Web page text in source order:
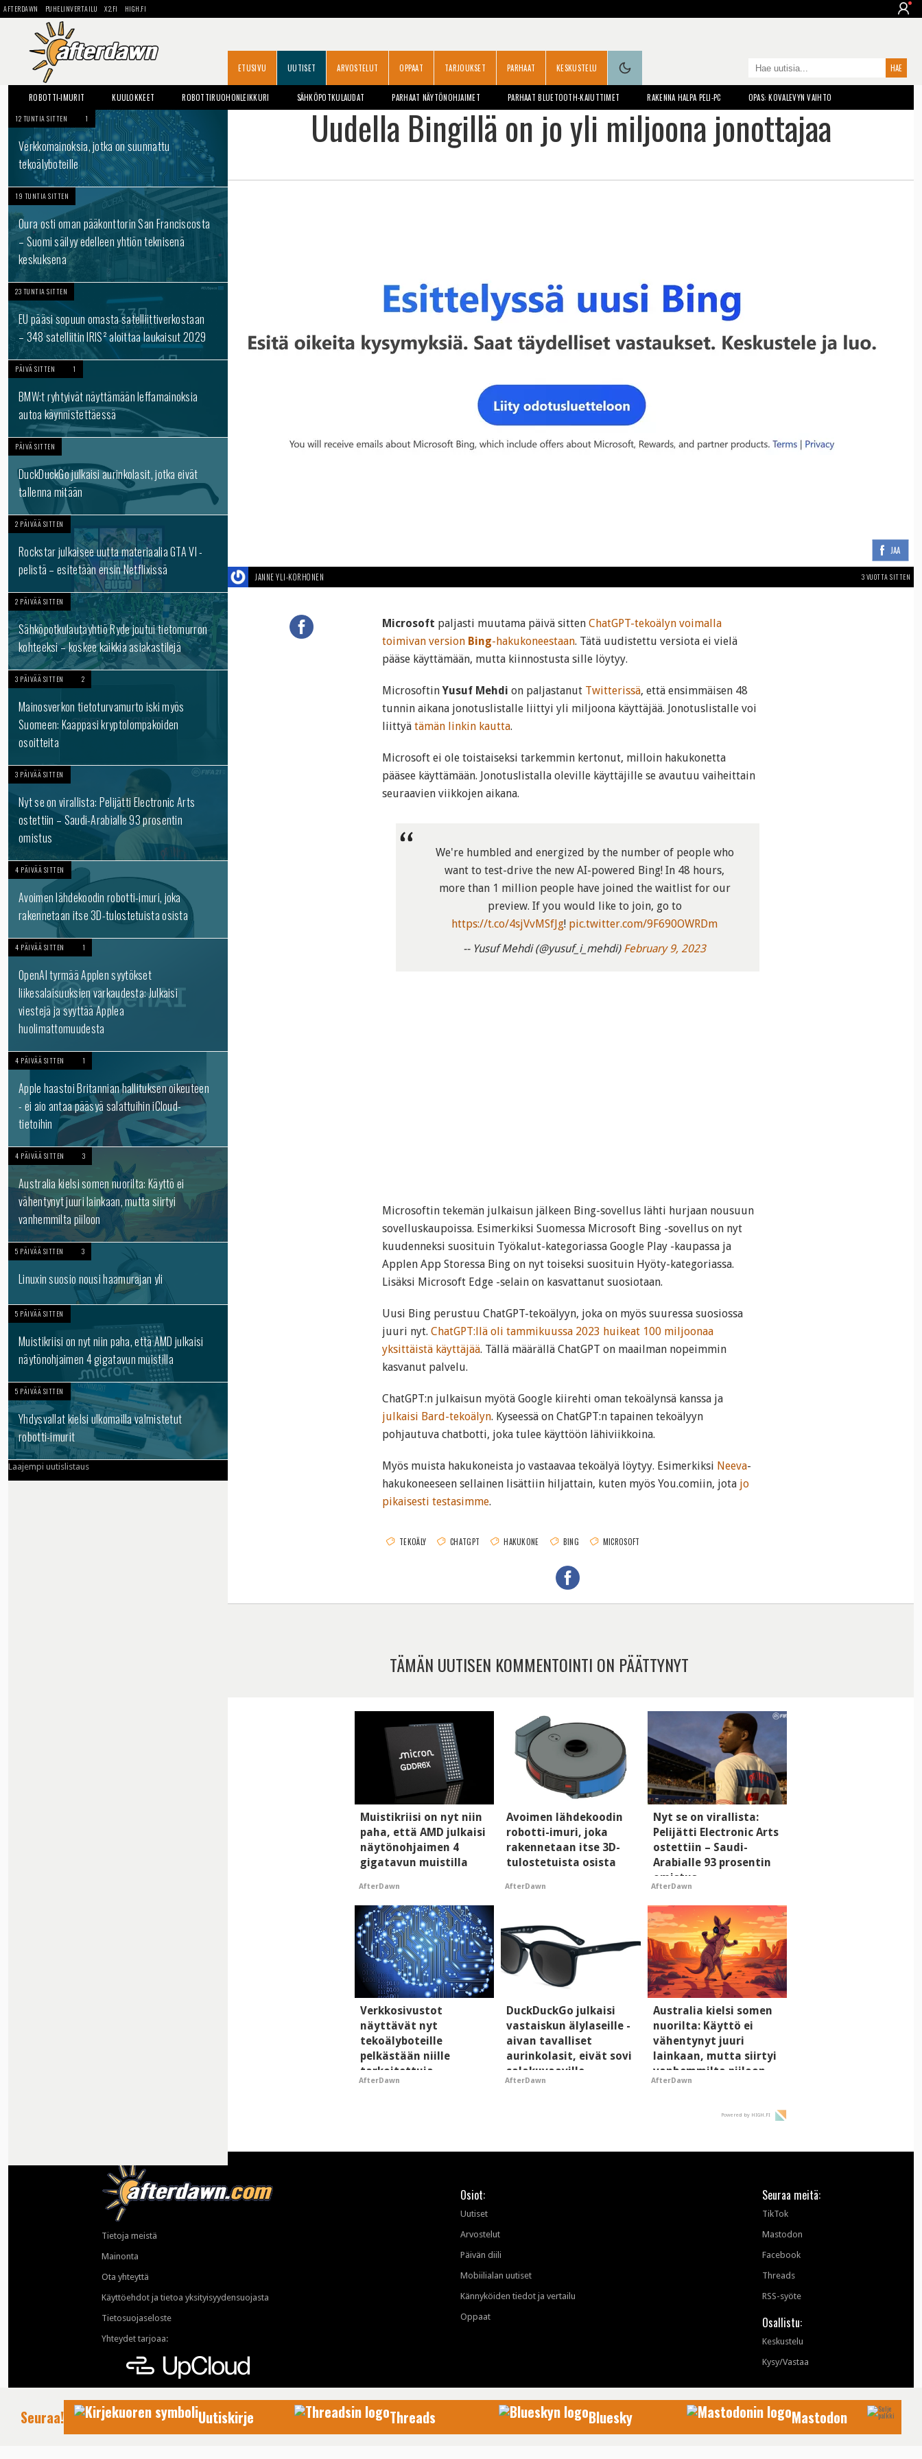
AFTERDAWN PUHELINVERTAILU X2.FI HIGH.FI
ETUSIVU UUTISET ARVOSTELUT OPPAAT TARJOUKSET PARHAAT KESKUSTELU
ROBOTTI-IMURIT KUULOKKEET ROBOTTIRUOHONLEIKKURI SÄHKÖPOTKULAUDAT PARHAAT NÄYTÖNOHJAIMET PARHAAT BLUETOOTH-KAIUTTIMET RAKENNA HALPA PELI-PC OPAS: KOVALEVYN VAIHTO
12 TUNTIA SITTEN 1
Verkkomainoksia, jotka on suunnattu
tekoälyboteille
19 TUNTIA SITTEN
Oura osti oman pääkonttorin San Franciscosta
– Suomi säilyy edelleen yhtiön teknisenä
keskuksena
23 TUNTIA SITTEN
EU pääsi sopuun omasta satelliittiverkostaan
– 348 satelliitin IRIS² aloittaa laukaisut 2029
PÄIVÄ SITTEN 1
BMW:t ryhtyivät näyttämään leffamainoksia
autoa käynnistettäessä
PÄIVÄ SITTEN
DuckDuckGo julkaisi aurinkolasit, jotka eivät
tallenna mitään
2 PÄIVÄÄ SITTEN
Rockstar julkaisee uutta materiaalia GTA VI -
pelistä – esitetään ensin Netflixissä
2 PÄIVÄÄ SITTEN
Sähköpotkulautayhtiö Ryde joutui tietomurron
kohteeksi – koskee kaikkia asiakastilejä
3 PÄIVÄÄ SITTEN 2
Mainosverkon tietoturvamurto iski myös
Suomeen: Kaappasi kryptolompakoiden
osoitteita
3 PÄIVÄÄ SITTEN
Nyt se on virallista: Pelijätti Electronic Arts
ostettiin – Saudi-Arabialle 93 prosentin
omistus
4 PÄIVÄÄ SITTEN
Avoimen lähdekoodin robotti-imuri, joka
rakennetaan itse 3D-tulostetuista osista
4 PÄIVÄÄ SITTEN 1
OpenAI tyrmää Applen syytökset
liikesalaisuuksien varkaudesta: Julkaisi
viestejä ja syyttää Applea
huolimattomuudesta
4 PÄIVÄÄ SITTEN 1
Apple haastoi Britannian hallituksen oikeuteen
- ei aio antaa pääsyä salattuihin iCloud-
tietoihin
4 PÄIVÄÄ SITTEN 3
Australia kielsi somen nuorilta: Käyttö ei
vähentynyt juuri lainkaan, mutta siirtyi
vanhemmilta piiloon
5 PÄIVÄÄ SITTEN 3
Linuxin suosio nousi haamurajan yli
5 PÄIVÄÄ SITTEN
Muistikriisi on nyt niin paha, että AMD julkaisi
näytönohjaimen 4 gigatavun muistilla
5 PÄIVÄÄ SITTEN
Yhdysvallat kielsi ulkomailla valmistetut
robotti-imurit
Laajempi uutislistaus
Uudella Bingillä on jo yli miljoona jonottajaa
JAA
JANNE YLI-KORHONEN 3 VUOTTA SITTEN
Microsoft paljasti muutama päivä sitten ChatGPT-tekoälyn voimalla
toimivan version Bing-hakukoneestaan. Tätä uudistettu versiota ei vielä
pääse käyttämään, mutta kiinnostusta sille löytyy.
MicrosoftinYusuf Mehdi on paljastanut Twitterissä, että ensimmäisen 48
tunnin aikana jonotuslistalle liittyi yli miljoona käyttäjää. Jonotuslistalle voi
liittyä tämän linkin kautta.
Microsoft ei ole toistaiseksi tarkemmin kertonut, milloin hakukonetta
pääsee käyttämään. Jonotuslistalla oleville käyttäjille se avautuu vaiheittain
seuraavien viikkojen aikana.
We're humbled and energized by the number of people who
want to test-drive the new AI-powered Bing! In 48 hours,
more than 1 million people have joined the waitlist for our
preview. If you would like to join, go to
https://t.co/4sjVvMSfJg! pic.twitter.com/9F690OWRDm
-- Yusuf Mehdi (@yusuf_i_mehdi) February 9, 2023
Microsoftin tekemän julkaisun jälkeen Bing-sovellus lähti hurjaan nousuun
sovelluskaupoissa. Esimerkiksi Suomessa Microsoft Bing -sovellus on nyt
kuudenneksi suosituin Työkalut-kategoriassa Google Play -kaupassa ja
Applen App Storessa Bing on nyt toiseksi suosituin Hyöty-kategoriassa.
Lisäksi Microsoft Edge -selain on kasvattanut suosiotaan.
Uusi Bing perustuu ChatGPT-tekoälyyn, joka on myös suuressa suosiossa
juuri nyt. ChatGPT:llä oli tammikuussa 2023 huikeat 100 miljoonaa
yksittäistä käyttäjää. Tällä määrällä ChatGPT on maailman nopeimmin
kasvanut palvelu.
ChatGPT:n julkaisun myötä Google kiirehti oman tekoälynsä kanssa ja
julkaisi Bard-tekoälyn. Kyseessä on ChatGPT:n tapainen tekoälyyn
pohjautuva chatbotti, joka tulee käyttöön lähiviikkoina.
Myös muista hakukoneista jo vastaavaa tekoälyä löytyy. Esimerkiksi Neeva-
hakukoneeseen sellainen lisättiin hiljattain, kuten myös You.comiin, jota jo
pikaisesti testasimme.
TEKOÄLY CHATGPT HAKUKONE BING MICROSOFT
TÄMÄN UUTISEN KOMMENTOINTI ON PÄÄTTYNYT
Muistikriisi on nyt niin
paha, että AMD julkaisi
näytönohjaimen 4
gigatavun muistilla
AfterDawn
Avoimen lähdekoodin
robotti-imuri, joka
rakennetaan itse 3D-
tulostetuista osista
AfterDawn
Nyt se on virallista:
Pelijätti Electronic Arts
ostettiin – Saudi-
Arabialle 93 prosentin
omistus
AfterDawn
Verkkosivustot
näyttävät nyt
tekoälyboteille
pelkästään niille
tarkoitettuja
mainoksia - vaikuttaa
AfterDawn
DuckDuckGo julkaisi
vastaiskun älylaseille -
aivan tavalliset
aurinkolasit, eivät sovi
salakuvaaville
hyypiöille
AfterDawn
Australia kielsi somen
nuorilta: Käyttö ei
vähentynyt juuri
lainkaan, mutta siirtyi
vanhemmilta piiloon
AfterDawn
Powered by HIGH.FI
Tietoja meistä
Mainonta
Ota yhteyttä
Käyttöehdot ja tietoa yksityisyydensuojasta
Tietosuojaseloste
Yhteydet tarjoaa:
Osiot:
Uutiset
Arvostelut
Päivän diili
Mobiilialan uutiset
Kännyköiden tiedot ja vertailu
Oppaat
Seuraa meitä:
TikTok
Mastodon
Facebook
Threads
RSS-syöte
Osallistu:
Keskustelu
Kysy/Vastaa
© 1999-2026 AfterDawn Oy
Seuraa! Uutiskirje Threads Bluesky Mastodon